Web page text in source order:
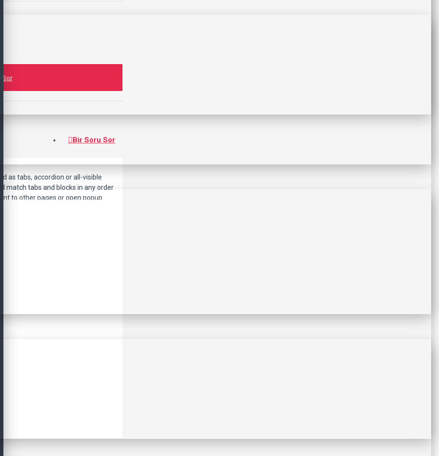
Sor
Bir Soru Sor
as tabs, accordion or all-visible
match tabs and blocks in any order
to other pages or open popup
available as an option for large